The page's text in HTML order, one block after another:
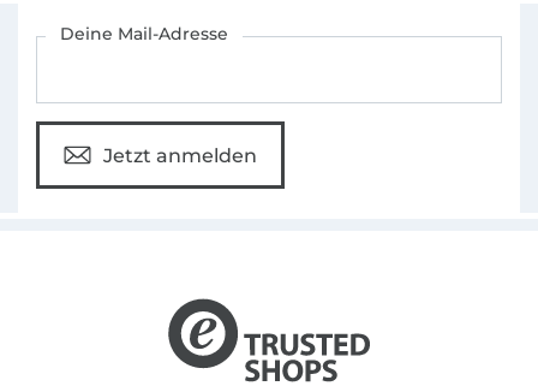
Deine Mail-Adresse
Jetzt anmelden